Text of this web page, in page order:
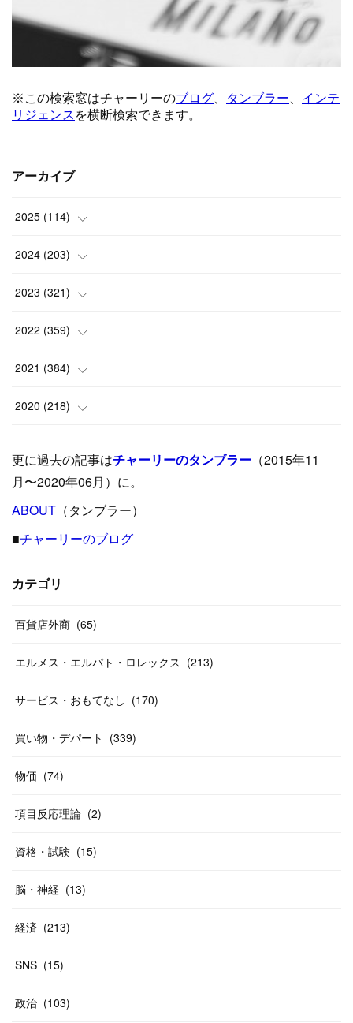
アーカイブ
2025 (114)
(1)
(8)
(6)
(9 )
( 5 )
( 15
(24)
(8 )
(17
(12)
2024 (203)
(24)
(10)
(18)
(17)
)
(12)
19)
(13
(14)
2023 (321)
(25)
(17)
(35)
(33 )
(26)
27)
(29
(24)
(26
2022 (359)
(42)
(37)
(31)
(31)
31
(26
(20)
(14
(46
2021 (384)
(9)
(39)
( 23)
40
(55
(38)
(20
(31
58)
10
2020 (218)
(24)
( 42)
(33
(46)
(20
更に過去の記事はチャーリーのタンブラー （2015年11
月〜2020年06月）に。
ABOUT （タンブラー）
■チャーリーのブログ
カテゴリ
百貨店外商 (65)
エルメス・エルパト・ロレックス (213)
サービス・おもてなし (170)
買い物・デパート (339)
物価 (74)
項目反応理論 (2)
資格・試験 (15)
脳・神経 (13)
経済 (213)
SNS (15)
政治 (103)